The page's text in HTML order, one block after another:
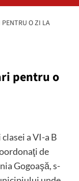
PENTRU O ZI LA
pentru o
a VI-a B
de
Gogoaşă, s-